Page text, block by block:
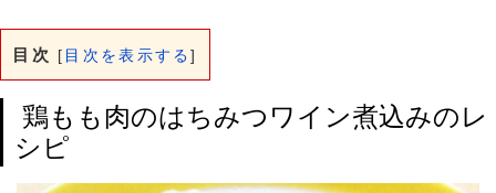
目次 [ 目次を表示する]
鶏もも肉のはちみつワイン煮込みのレ
シピ